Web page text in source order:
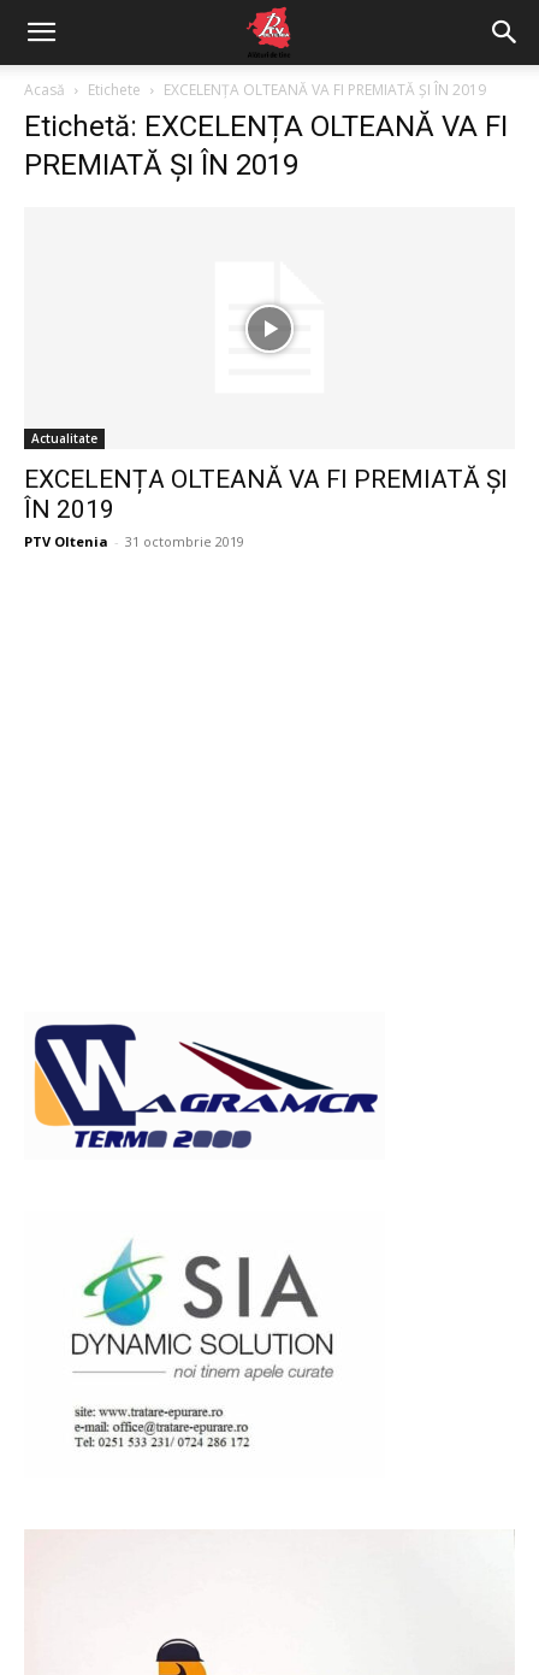
Acasă Etichete EXCELENȚA OLTEANĂ VA FI PREMIATĂ ȘI ÎN 2019
Etichetă: EXCELENȚA OLTEANĂ VA FI
PREMIATĂ ȘI ÎN 2019
Actualitate
EXCELENȚA OLTEANĂ VA FI PREMIATĂ ȘI
ÎN 2019
PTV Oltenia - 31 octombrie 2019